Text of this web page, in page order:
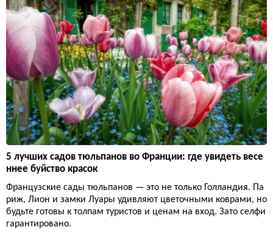
5 лучших садов тюльпанов во Франции: где увидеть весе
ннее буйство красок
Французские сады тюльпанов — это не только Голландия. Па
риж, Лион и замки Луары удивляют цветочными коврами, но
будьте готовы к толпам туристов и ценам на вход. Зато селфи
гарантировано.